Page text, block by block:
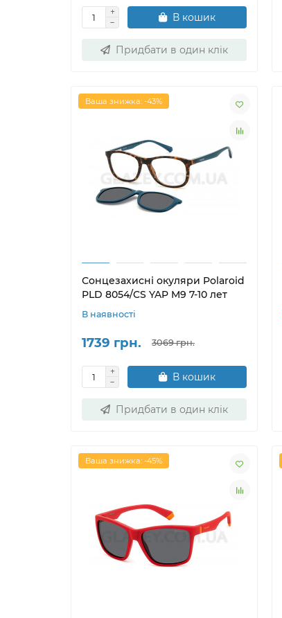
В кошик
Придбати в один клік
Ваша знижка: -43%
Сонцезахисні окуляри Polaroid
PLD 8054/CS YAP M9 7-10 лет
В наявності
1739 грн. 3069 грн.
В кошик
Придбати в один клік
Ваша знижка: -45%